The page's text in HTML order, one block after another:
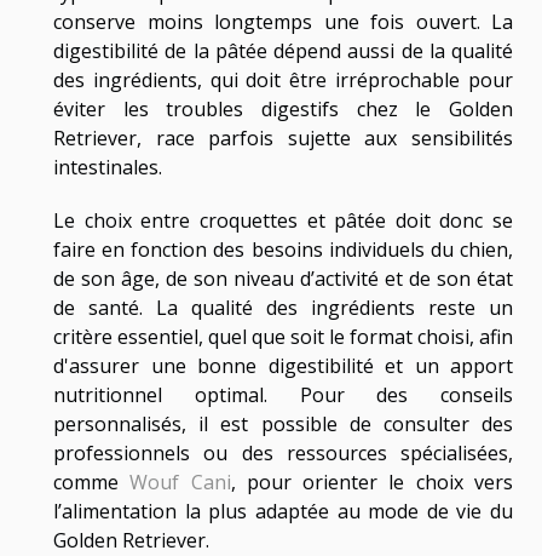
conserve moins longtemps une fois ouvert. La
digestibilité de la pâtée dépend aussi de la qualité
des ingrédients, qui doit être irréprochable pour
éviter les troubles digestifs chez le Golden
Retriever, race parfois sujette aux sensibilités
intestinales.
Le choix entre croquettes et pâtée doit donc se
faire en fonction des besoins individuels du chien,
de son âge, de son niveau d’activité et de son état
de santé. La qualité des ingrédients reste un
critère essentiel, quel que soit le format choisi, afin
d'assurer une bonne digestibilité et un apport
nutritionnel optimal. Pour des conseils
personnalisés, il est possible de consulter des
professionnels ou des ressources spécialisées,
commeWouf Cani, pour orienter le choix vers
l’alimentation la plus adaptée au mode de vie du
Golden Retriever.